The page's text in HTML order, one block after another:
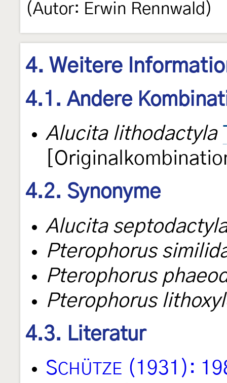
(Autor: Erwin Rennwald)
4. Weitere
4.1. Andere
Alucita lithodactyla
4.2. Synonyme
Alucita
Pterophorus
Pterophorus
Pterophorus
4.3. Literatur
SCHÜTZE (1931):